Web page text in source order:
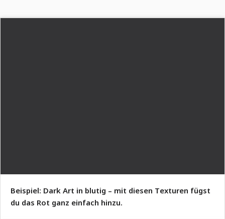
Beispiel: Dark Art in blutig – mit diesen Texturen fügst
du das Rot ganz einfach hinzu.